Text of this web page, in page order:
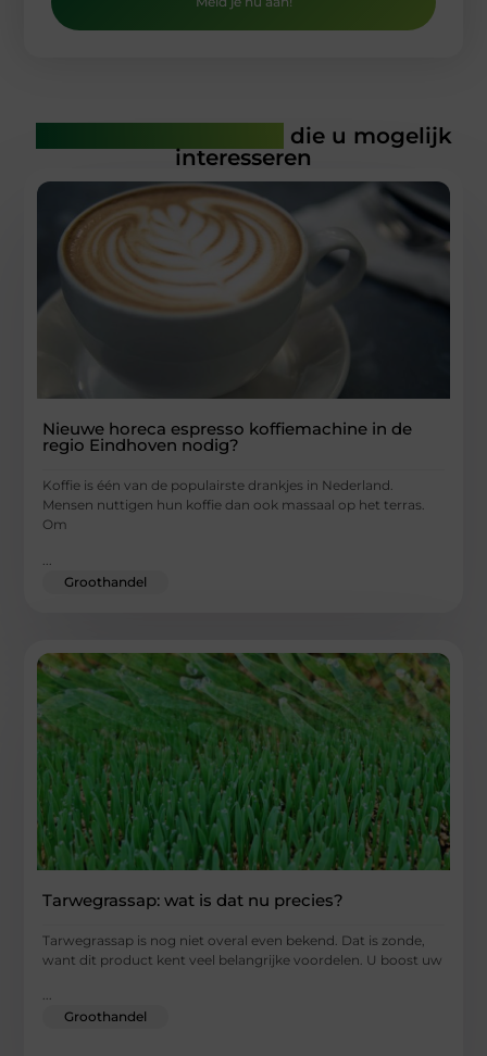
die u mogelijk
interesseren
Nieuwe horeca espresso koffiemachine in de
regio Eindhoven nodig?
Koffie is één van de populairste drankjes in Nederland.
Mensen nuttigen hun koffie dan ook massaal op het terras.
Om
Groothandel
Tarwegrassap: wat is dat nu precies?
Tarwegrassap is nog niet overal even bekend. Dat is zonde,
want dit product kent veel belangrijke voordelen. U boost uw
...
Groothandel